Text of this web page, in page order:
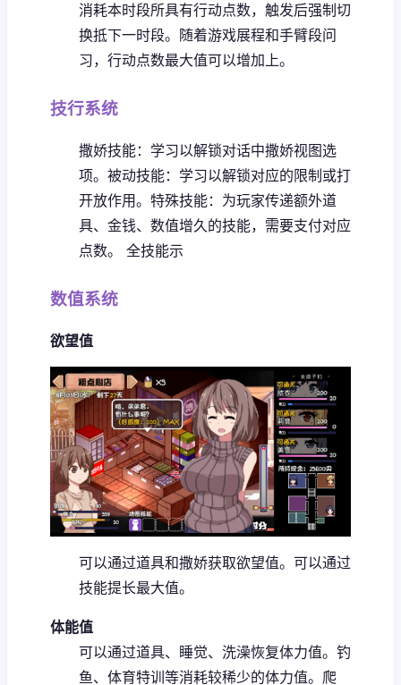
消耗本时段所具有行动点数，触发后强制切
换抵下一时段。 随着游戏展程和手臂段问
习，行动点数最大值可以增加上。
技行系统
撒娇技能：学习以解锁对话中撒娇视图选
项。 被动技能：学习以解锁对应的限制或打
开放作用。 特殊技能：为玩家传递额外道
具、金钱、数值增久的技能，需要支付对应
点数。
全技能示
数值系统
欲望值
可以通过道具和撒娇获取欲望值。 可以通过
技能提长最大值。
体能值
可以通过道具、睡觉、洗澡恢复体力值。 钓
鱼、体育特训等消耗较稀少的体力值。 爬